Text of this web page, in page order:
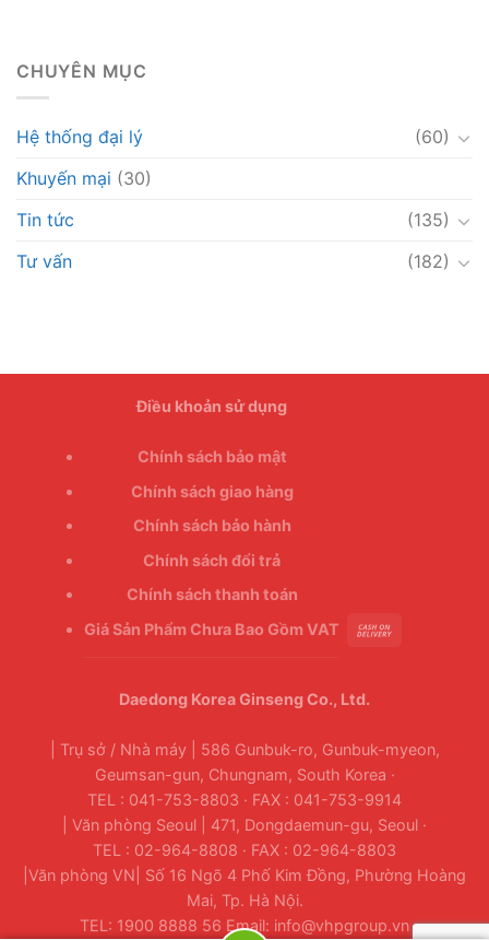
CHUYÊN MỤC
Hệ thống đại lý
(60)
Khuyến mại (30)
Tin tức
(135)
Tư vấn
(182)
Điều khoản sử dụng
Chính sách bảo mật
Chính sách giao hàng
Chính sách bảo hành
Chính sách đổi trả
Chính sách thanh toán
Giá Sản Phẩm Chưa Bao Gồm VAT
Daedong Korea Ginseng Co., Ltd.
| Trụ sở / Nhà máy | 586 Gunbuk-ro, Gunbuk-myeon,
Geumsan-gun, Chungnam, South Korea ·
TEL : 041-753-8803 · FAX : 041-753-9914
| Văn phòng Seoul | 471, Dongdaemun-gu, Seoul ·
TEL : 02-964-8808 · FAX : 02-964-8803
|Văn phòng VN| Số 16 Ngõ 4 Phố Kim Đồng, Phường Hoàng
Mai, Tp. Hà Nội.
TEL: 1900 8888 56 Email: info@vhpgroup.vn